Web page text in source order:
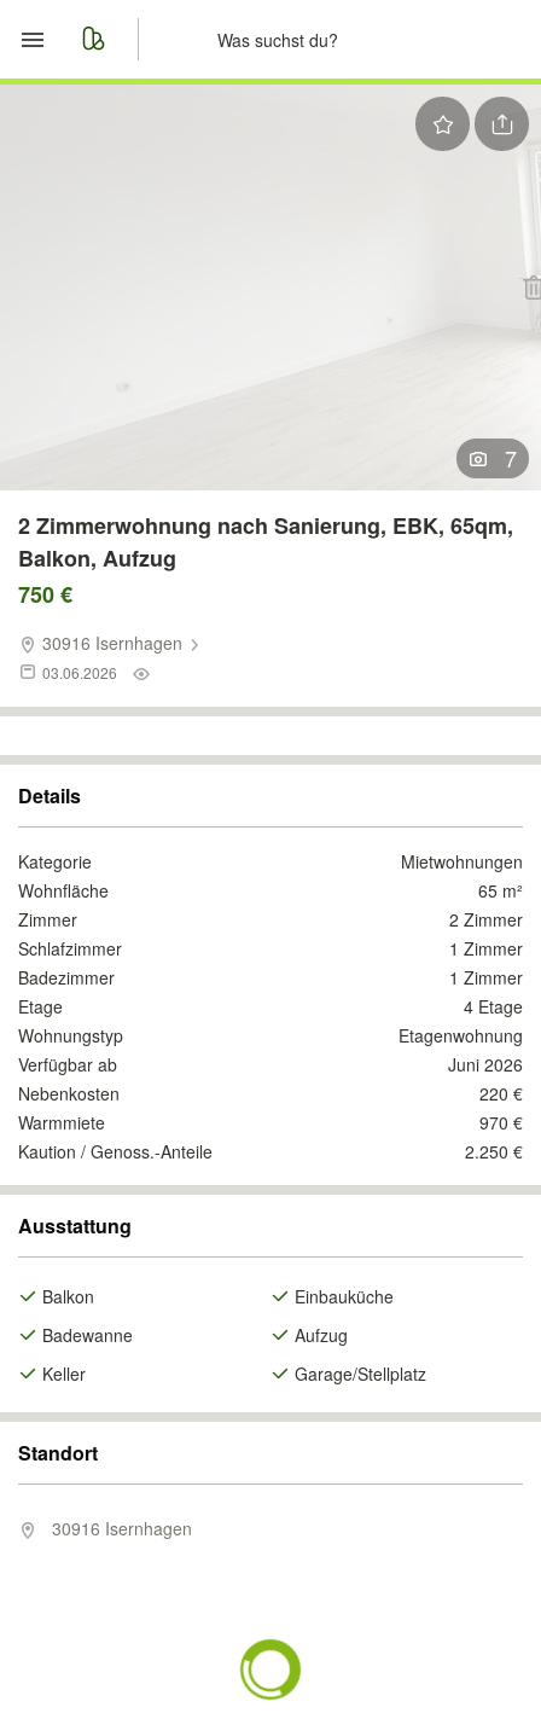
7
2 Zimmerwohnung nach Sanierung, EBK, 65qm,
Balkon, Aufzug
750 €
30916 Isernhagen
03.06.2026
Details
Kategorie
Mietwohnungen
Wohnfläche
65 m²
Zimmer
2 Zimmer
Schlafzimmer
1 Zimmer
Badezimmer
1 Zimmer
Etage
4 Etage
Wohnungstyp
Etagenwohnung
Verfügbar ab
Juni 2026
Nebenkosten
220 €
Warmmiete
970 €
Kaution / Genoss.-Anteile
2.250 €
Ausstattung
Balkon
Einbauküche
Badewanne
Aufzug
Keller
Garage/Stellplatz
Standort
30916 Isernhagen